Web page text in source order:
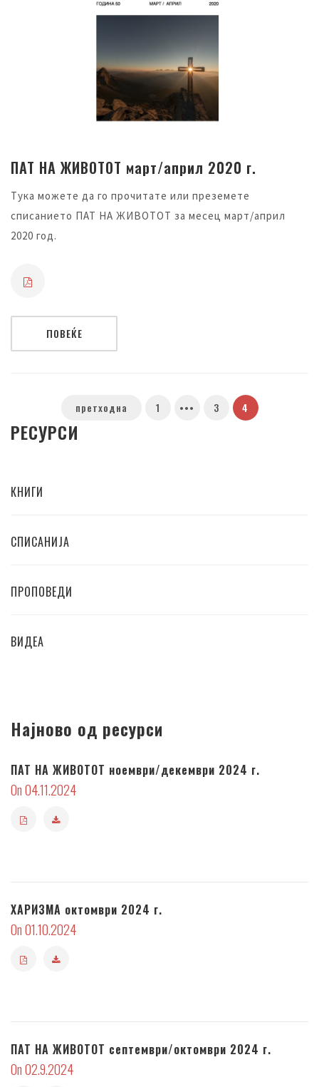
ПАТ НА ЖИВОТОТ март/април 2020 г.
Тука можете да го прочитате или преземете
списанието ПАТ НА ЖИВОТОТ за месец март/април
2020 год.
ПОВЕЌЕ
претходна 1 ••• 3 4
РЕСУРСИ
КНИГИ
СПИСАНИЈА
ПРОПОВЕДИ
ВИДЕА
Најново од ресурси
ПАТ НА ЖИВОТОТ ноември/декември 2024 г.
On 04.11.2024
ХАРИЗМА октомври 2024 г.
On 01.10.2024
ПАТ НА ЖИВОТОТ септември/октомври 2024 г.
On 02.9.2024